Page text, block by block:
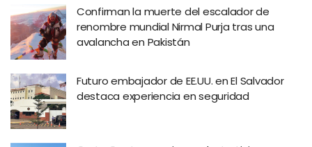
Confirman la muerte del escalador de
renombre mundial Nirmal Purja tras una
avalancha en Pakistán
Futuro embajador de EE.UU. en El Salvador
destaca experiencia en seguridad